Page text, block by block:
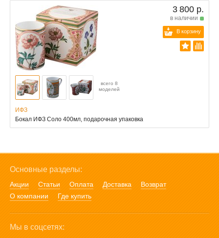
3 800 р.
в наличии
В корзину
всего 8
моделей
ИФЗ
Бокал ИФЗ Соло 400мл, подарочная упаковка
Основные разделы:
Акции Статьи Оплата Доставка
Возврат
О компании
Где купить
Мы в соцсетях: